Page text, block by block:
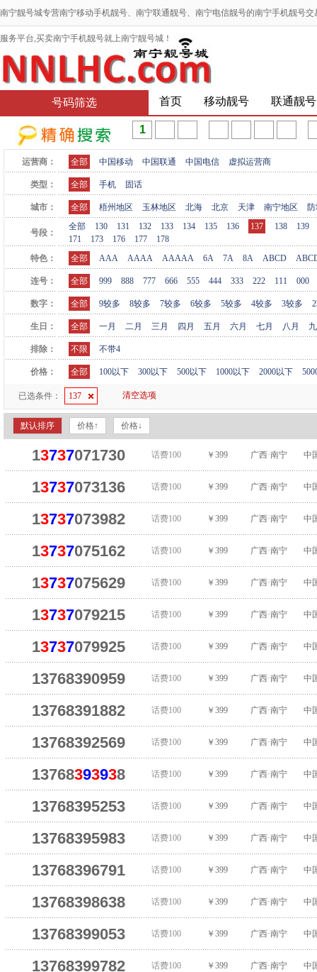
南宁靓号城专营南宁移动手机靓号、南宁联通靓号、南宁电信靓号的南宁手机靓号
服务平台,买卖南宁手机靓号就上南宁靓号城！
号码筛选 首页 移动靓号 联通靓号
运营商： 全部 中国移动 中国联通 中国电信 虚拟运营商
类型： 全部 手机 固话
城市： 全部 梧州地区 玉林地区 北海 北京 天津 南宁地区
号段：
全部 130 131 132 133 134 135 136 137 138
139
171
173 176 177
178
特色：
全部 AAA AAAA AAAAA 6A 7A 8A ABCD
连号： 全部 999 888 777 666 555 444 333 222 111 000
数字： 全部 9较多 8较多 7较多 6较多 5较多 4较多 3较多
生日： 全部 一月 二月 三月 四月 五月 六月 七月 八月
排除： 不限 不带4
价格： 全部 100以下 300以下 500以下 1000以下 2000以下
已选条件： 137 清空选项
默认排序 价格↑ 价格↓
13737071730 话费100 ￥399 广西·南宁 中
13737073136 话费100 ￥399 广西·南宁 中
13737073982 话费100 ￥399 广西·南宁 中
13737075162 话费100 ￥399 广西·南宁 中
13737075629 话费100 ￥399 广西·南宁 中
13737079215 话费100 ￥399 广西·南宁 中
13737079925 话费100 ￥399 广西·南宁 中
13768390959 话费100 ￥399 广西·南宁 中
13768391882 话费100 ￥399 广西·南宁 中
13768392569 话费100 ￥399 广西·南宁 中
13768393938 话费100 ￥399 广西·南宁 中
13768395253 话费100 ￥399 广西·南宁 中
13768395983 话费100 ￥399 广西·南宁 中
13768396791 话费100 ￥399 广西·南宁 中
13768398638 话费100 ￥399 广西·南宁 中
13768399053 话费100 ￥399 广西·南宁 中
13768399782 话费100 ￥399 广西·南宁 中